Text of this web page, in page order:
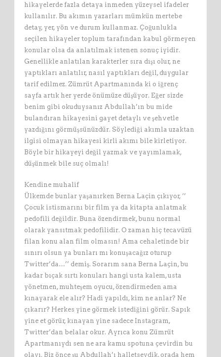
hikayelerde fazla detaya inmeden yüzeysel ifadeler
kullanılır. Bu akımın yazarları mümkün mertebe
detay, yer, yön ve durum kullanmaz. Çoğunlukla
seçilen hikayeler toplum tarafından kabul görmeyen
konular olsa da anlatılmak istenen sonuç iyidir.
Genellikle anlatılan karakterler sıra dışı olur, ne
yaptıkları anlatılır, nasıl yaptıkları değil, duygular
tarif edilmez. Zümrüt Apartmanında ki o iğrenç
sayfa artık her yerde önümüze düşüyor. Eğer sizde
benim gibi okuduysanız Abdullah’ın bu mide
bulandıran hikayesini gayet detaylı ve şehvetle
yazdığını görmüşsünüzdür. Söylediği akımla uzaktan
ilgisi olmayan hikayesi kirli akımı bile kirletiyor.
Böyle bir hikayeyi değil yazmak ve yayımlamak,
düşünmek bile suç olmalı!
Kendine muhalif
Ülkemde bunlar yaşanırken Berna Laçin çıkıyor, ‘’
Çocuk istismarını bir film ya da kitapta anlatmak
pedofili değildir. Buna özendirmek, bunu normal
olarak yansıtmak pedofilidir. O zaman hiç tecavüzü
filan konu alan film olmasın! Ama cehaletinde bir
sınırı olsun ya bunları mı konuşacağız oturup
Twitter’da…’’ demiş. Sorarım sana Berna Laçin, bu
kadar bıçak sırtı konuları hangi usta kalem, usta
yönetmen, muhteşem oyucu, özendirmeden ama
kınayarak ele alır? Hadi yapıldı, kim ne anlar? Ne
çıkarır? Herkes yine görmek istediğini görür. Sapık
yine et görür, kınayan yine sadece Instagram,
Twitter’dan belalar okur. Ayrıca konu Zümrüt
Apartmanıydı sen ne ara kamu spotuna çevirdin bu
olayı. Biz önce şu Abdullah’ı halletseydik, orada hem